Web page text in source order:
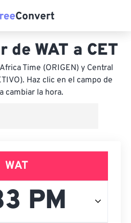
de WAT a CET
Time (ORIGEN) y Central
Haz clic en el campo de
cambiar la hora.
WAT